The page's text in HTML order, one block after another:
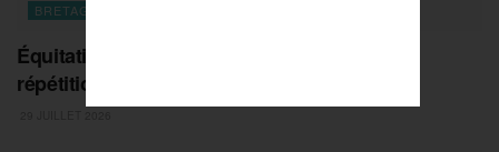
BRETAGNE
Équitation : le Jumping de Dinard, ultime
répétition avant l’échéance mondiale